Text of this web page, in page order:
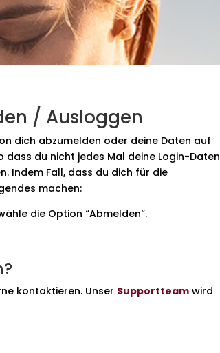
/ Ausloggen
dich abzumelden oder deine Daten auf
dass du nicht jedes Mal deine Login-Daten
Indem Fall, dass du dich für die
machen:
die Option “Abmelden“.
kontaktieren. Unser Supportteam wird